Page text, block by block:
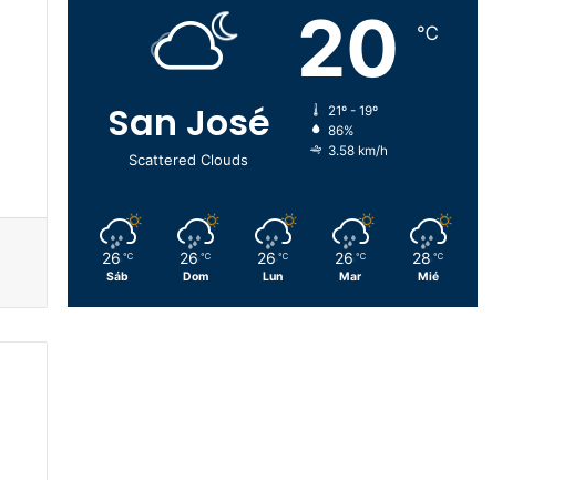
San José
Scattered Clouds
20 ℃
21º - 19º
86%
3.58 km/h
26 ℃
Sáb
26 ℃
Dom
26 ℃
Lun
26 ℃
Mar
28 ℃
Mié